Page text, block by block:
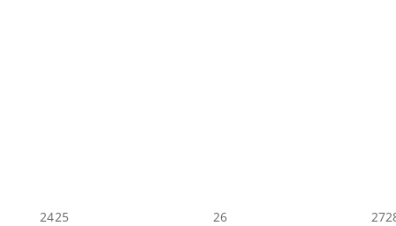
2425 26 27